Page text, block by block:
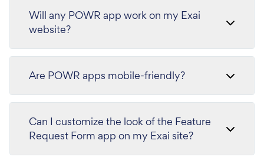
Will any POWR app work on my Exai
website?
Are POWR apps mobile-friendly?
Can I customize the look of the Feature
Request Form app on my Exai site?